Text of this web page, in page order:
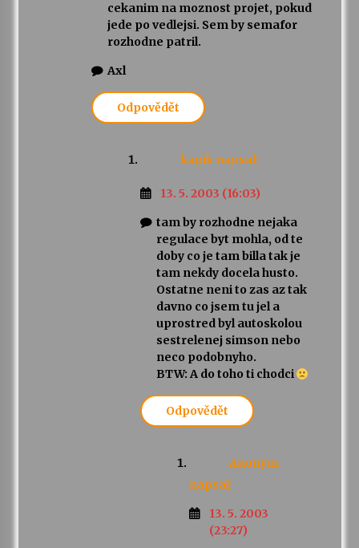
cekanim na moznost projet, pokud
jede po vedlejsi. Sem by semafor
rozhodne patril.
Axl
Odpovědět
kapik napsal:
13. 5. 2003 (16:03)
tam by rozhodne nejaka
regulace byt mohla, od te
doby co je tam billa tak je
tam nekdy docela husto.
Ostatne neni to zas az tak
davno co jsem tu jel a
uprostred byl autoskolou
sestrelenej simson nebo
neco podobnyho.
BTW: A do toho ti chodci
Odpovědět
Anonym
napsal:
13. 5. 2003
(23:27)